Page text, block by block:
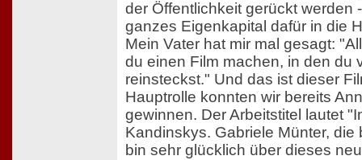
der Öffentlichkeit gerückt werden
ganzes Eigenkapital dafür in die
Mein Vater hat mir mal gesagt:
du einen Film machen, in den du
reinsteckst." Und das ist dieser
Hauptrolle konnten wir bereits
gewinnen. Der Arbeitstitel lautet
Kandinskys. Gabriele Münter, die
bin sehr glücklich über dieses